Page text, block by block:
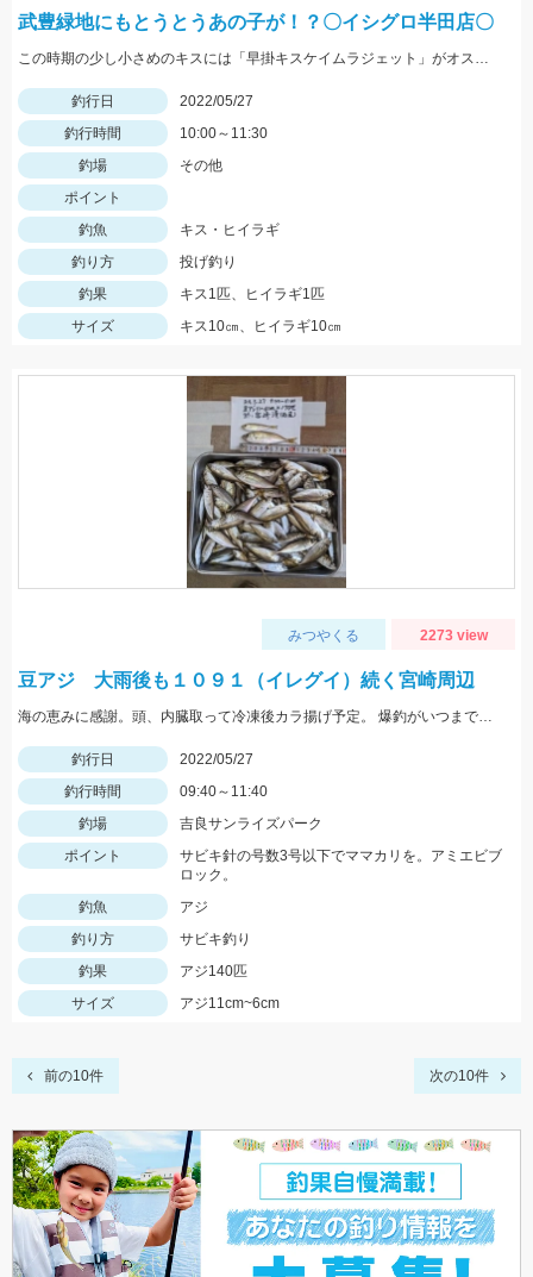
武豊緑地にもとうとうあの子が！？〇イシグロ半田店〇
この時期の少し小さめのキスには「早掛キスケイムラジェット」がオススメ！ 武豊緑地でも小型ですがキスが釣れ始めました！皆さんも是非、チャレンジしてみてください！！
釣行日
2022/05/27
釣行時間
10:00～11:30
釣場
その他
ポイント
釣魚
キス・ヒイラギ
釣り方
投げ釣り
釣果
キス1匹、ヒイラギ1匹
サイズ
キス10㎝、ヒイラギ10㎝
みつやくる 2273 view
豆アジ 大雨後も１０９１（イレグイ）続く宮崎周辺
海の恵みに感謝。頭、内臓取って冷凍後カラ揚げ予定。 爆釣がいつまで続くか見守りたい。
釣行日
2022/05/27
釣行時間
09:40～11:40
釣場
吉良サンライズパーク
ポイント
サビキ針の号数3号以下でママカリを。アミエビブ
ロック。
釣魚
アジ
釣り方
サビキ釣り
釣果
アジ140匹
サイズ
アジ11cm~6cm
前の10件 次の10件